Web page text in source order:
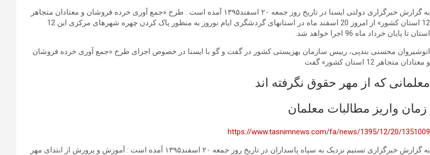
به گزارش خبرگزاری دولتی ایسنا در تاریخ روز جمعه ۲۰ اسفند۱۳۹۵ آمده است : طرح «جمع آوری خرده فروشان و معتادان متجاهر
12 استان کشور» از امروز 20 اسفند ماه در استانهای گردشگری ایام نوروز به منظور پاک کردن چهره شهرهای مرکزی این 12
استان تا پایان خرداد ماه 96 اجرا خواهد شد.
انوشیروان محسنی بندپی، رییس سازمان بهزیستی کشور در گفت و گو با ایسنا در خصوص اجرای طرح «جمع آوری خرده فروشان
و معتادان متجاهر 12 استان کشور» گفت
معلمانی که از مهر حقوق نگرفته اند
زمان واریز مطالبات معلمان
https://www.tasnimnews.com/fa/news/1395/12/20/1351009
به گزارش خبرگزاری تسنیم نزدیک به سپاه پاسداران در تاریخ روز جمعه ۲۰ اسفند۱۳۹۵ آمده است : آموزش و پرورش از ابتدای مهر